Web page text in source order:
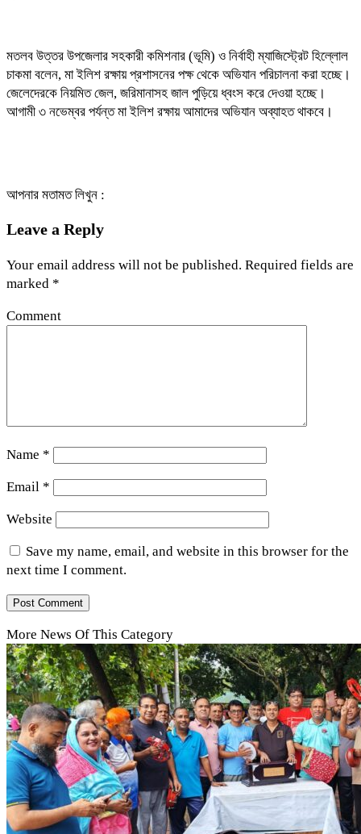
মতলব উত্তর উপজেলার সহকারী কমিশনার (ভূমি) ও নির্বাহী ম্যাজিস্ট্রেট হিল্লোল
চাকমা বলেন, মা ইলিশ রক্ষায় প্রশাসনের পক্ষ থেকে অভিযান পরিচালনা করা হচ্ছে।
জেলেদেরকে নিয়মিত জেল, জরিমানাসহ জাল পুড়িয়ে ধ্বংস করে দেওয়া হচ্ছে।
আগামী ৩ নভেম্বর পর্যন্ত মা ইলিশ রক্ষায় আমাদের অভিযান অব্যাহত থাকবে।
আপনার মতামত লিখুন :
Leave a Reply
Your email address will not be published. Required fields are
marked *
Comment
Name *
Email *
Website
Save my name, email, and website in this browser for the
next time I comment.
More News Of This Category